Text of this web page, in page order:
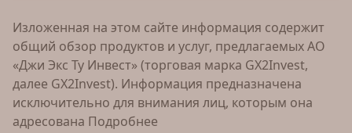
Изложенная на этом сайте информация содержит
общий обзор продуктов и услуг, предлагаемых АО
«Джи Экс Ту Инвест» (торговая марка GX2Invest,
далее GX2Invest). Информация предназначена
исключительно для внимания лиц, которым она
адресована Подробнее